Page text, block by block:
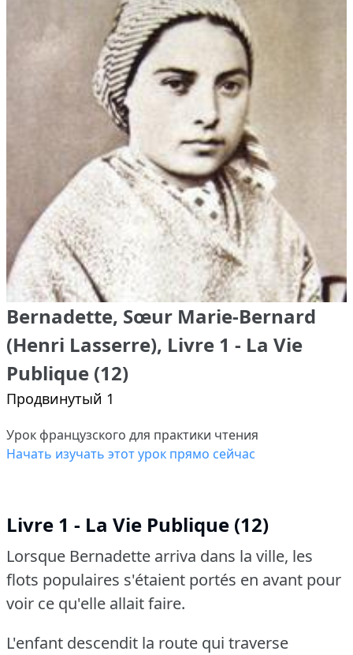
Bernadette, Sœur Marie-Bernard
(Henri Lasserre), Livre 1 - La Vie
Publique (12)
Продвинутый 1
Урок французского для практики чтения
Начать изучать этот урок прямо сейчас
Livre 1 - La Vie Publique (12)
Lorsque Bernadette arriva dans la ville, les
flots populaires s'étaient portés en avant pour
voir ce qu'elle allait faire.
L'enfant descendit la route qui traverse